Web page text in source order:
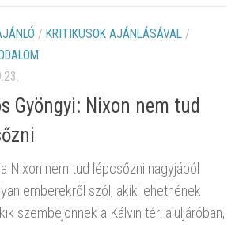
/ KRITIKUSOK AJÁNLÁSÁVAL /
Gyöngyi: Nixon nem tud
Nixon nem tud lépcsőzni nagyjából
emberekről szól, akik lehetnének
szembejönnek a Kálvin téri aluljáróban,